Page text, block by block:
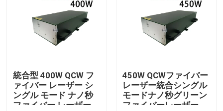
VRショー
工場見学
統合型 400W QCW フ
ァイバー レーザー シ
ングル モード ナノ秒
ファイバー レーザー
450W QCWファイバー
レーザー統合シングル
モードナノ秒グリーン
ファイバーレーザー